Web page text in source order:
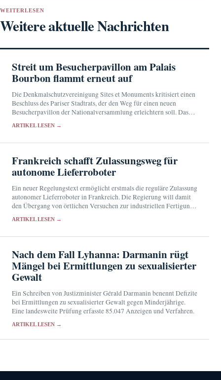
WEITERLESEN
Weitere aktuelle Nachrichten
Streit um Besucherpavillon am Palais
Bourbon flammt erneut auf
Die Denkmalschutzvereinigung Sites et Monuments kritisiert einen
Beschluss des Pariser Stadtrats, der den Weg für einen neuen
Besucherpavillon der Nationalversammlung erleichtern soll. Das
Bauantrags…
ARTIKEL LESEN →
Frankreich schafft Zulassungsweg für
autonome Lieferroboter
Ein neuer Regelungstext ermöglicht erstmals die reguläre Zulassung
autonomer Lieferroboter in Frankreich. Die Regierung will damit
den Übergang von örtlichen Versuchen zur industriellen Fertigung
ARTIKEL LESEN →
Nach dem Fall Lyhanna: Darmanin rügt
Mängel bei Ermittlungen zu sexualisierter
Gewalt
Ein Schreiben von Justizminister Gérald Darmanin benennt Defizite
bei Ermittlungen zu sexualisierter Gewalt gegen Minderjährige.
Eine landesweite Prüfung erfasste 85.047 Anzeigen und Verfahren.
ARTIKEL LESEN →